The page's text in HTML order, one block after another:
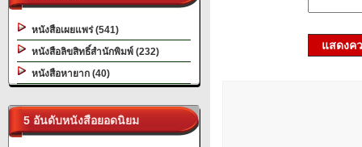
หนังสือเผยแพร่ (541)
หนังสือลิขสิทธิ์สำนักพิมพ์ (232)
หนังสือหายาก (40)
5 อันดับหนังสือยอดนิยม
แสดงค